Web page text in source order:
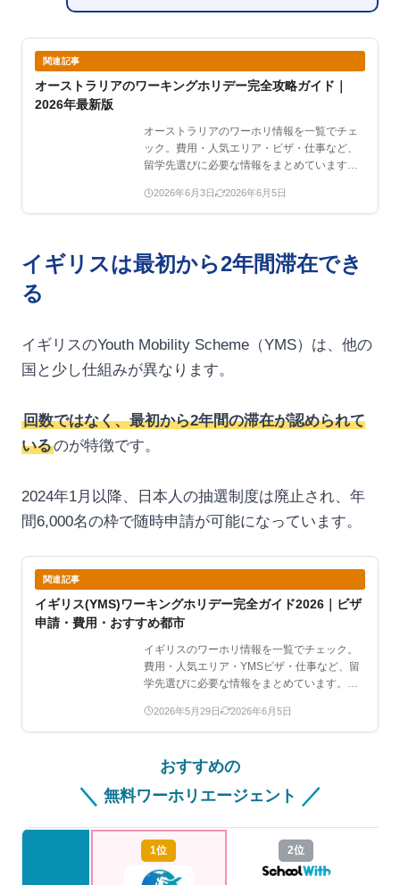
関連記事
オーストラリアのワーキングホリデー完全攻略ガイド｜
2026年最新版
オーストラリアのワーホリ情報を一覧でチェ
ック。費用・人気エリア・ビザ・仕事など、
留学先選びに必要な情報をまとめています。
2026年6月3日 2026年6月5日
イギリスは最初から2年間滞在でき
る
イギリスのYouth Mobility Scheme（YMS）は、他の
国と少し仕組みが異なります。
回数ではなく、最初から2年間の滞在が認められて
いるのが特徴です。
2024年1月以降、日本人の抽選制度は廃止され、年
間6,000名の枠で随時申請が可能になっています。
関連記事
イギリス(YMS)ワーキングホリデー完全ガイド2026｜ビザ
申請・費用・おすすめ都市
イギリスのワーホリ情報を一覧でチェック。
費用・人気エリア・YMSビザ・仕事など、留
学先選びに必要な情報をまとめています。…
2026年5月29日 2026年6月5日
おすすめの
＼ 無料ワーホリエージェント ／
1位 2位